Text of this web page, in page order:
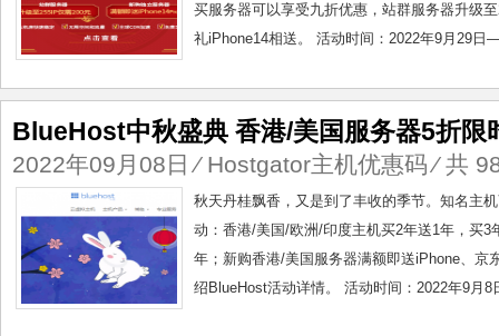
买服务器可以享受九折优惠，站群服务器升级
礼iPhone14相送。 活动时间：2022年9月29
BlueHost中秋盛典 香港/美国服务器5折限
2022年09月08日 ⁄ Hostgator主机优惠码⁄ 共
秋天丹桂飘香，又是到了丰收的季节。知名主
动：香港/美国/欧洲/印度主机买2年送1年，买
年；新购香港/美国服务器满额即送iPhone、京
绍BlueHost活动详情。 活动时间：2022年9月